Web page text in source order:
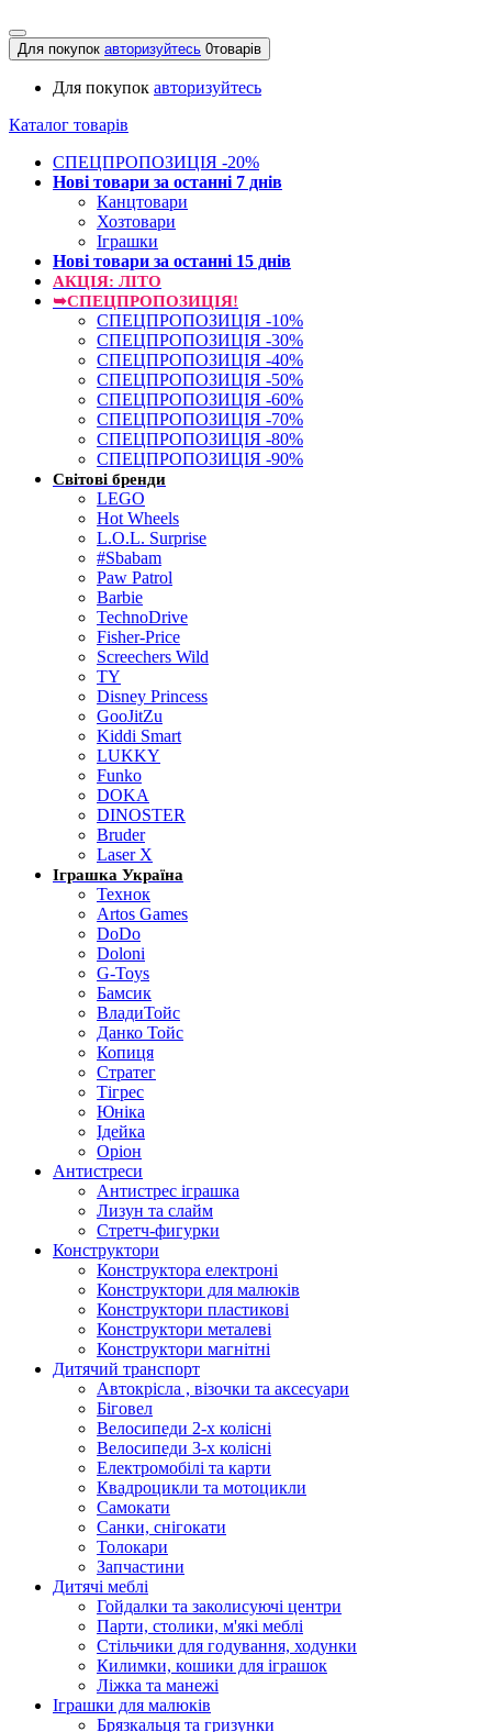
Для покупок авторизуйтесь 0товарів
Для покупок авторизуйтесь
Каталог товарів
СПЕЦПРОПОЗИЦІЯ -20%
Нові товари за останнi 7 днiв
Канцтовари
Хозтовари
Іграшки
Нові товари за останнi 15 днiв
АКЦІЯ: ЛІТО
➥СПЕЦПРОПОЗИЦІЯ!
СПЕЦПРОПОЗИЦІЯ -10%
СПЕЦПРОПОЗИЦІЯ -30%
СПЕЦПРОПОЗИЦІЯ -40%
СПЕЦПРОПОЗИЦІЯ -50%
СПЕЦПРОПОЗИЦІЯ -60%
СПЕЦПРОПОЗИЦІЯ -70%
СПЕЦПРОПОЗИЦІЯ -80%
СПЕЦПРОПОЗИЦІЯ -90%
Світові бренди
LEGO
Hot Wheels
L.O.L. Surprise
#Sbabam
Paw Patrol
Barbie
TechnoDrive
Fisher-Price
Screechers Wild
TY
Disney Princess
GooJitZu
Kiddi Smart
LUKKY
Funko
DOKA
DINOSTER
Bruder
Laser X
Іграшка Україна
Технок
Artos Games
DoDo
Doloni
G-Toys
Бамсик
ВладиТойс
Данко Тойс
Копиця
Стратег
Тігрес
Юніка
Ідейка
Оріон
Антистреси
Антистрес іграшка
Лизун та слайм
Стретч-фигурки
Конструктори
Конструктора електроні
Конструктори для малюків
Конструктори пластикові
Конструктори металеві
Конструктори магнітні
Дитячий транспорт
Автокрісла , візочки та аксесуари
Біговел
Велосипеди 2-х колісні
Велосипеди 3-х колісні
Електромобілі та карти
Квадроцикли та мотоцикли
Самокати
Санки, снігокати
Толокари
Запчастини
Дитячі меблі
Гойдалки та заколисуючі центри
Парти, столики, м'які меблі
Стільчики для годування, ходунки
Килимки, кошики для іграшок
Ліжка та манежі
Іграшки для малюків
Брязкальця та гризунки